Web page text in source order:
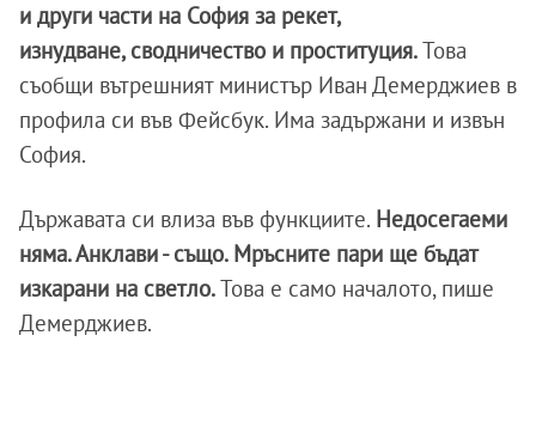
и други части на София за рекет,
изнудване, сводничество и проституция.Това
съобщи вътрешният министър Иван Демерджиев в
профила си във Фейсбук. Има задържани и извън
София.
Държавата си влиза във функциите. Недосегаеми
няма. Анклави - също. Мръсните пари ще бъдат
изкарани на светло.Това е само началото, пише
Демерджиев.